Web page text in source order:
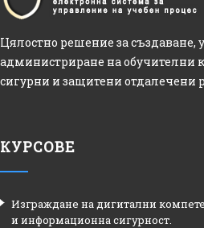
Цялостно решение за създаване,
администриране на обучителни
сигурни и защитени отдалечени
КУРСОВЕ
Изграждане на дигитални
и информационна сигурност.